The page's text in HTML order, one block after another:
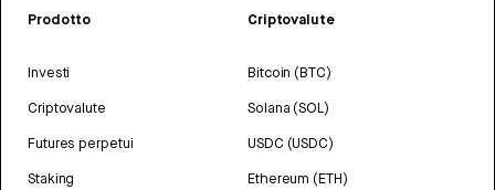
Prodotto
Investi
Criptovalute
Futures perpetui
Staking
Criptovalute
Bitcoin (BTC)
Solana (SOL)
USDC (USDC)
Ethereum (ETH)